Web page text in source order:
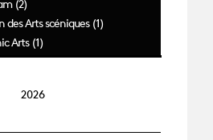
(2)
des Arts scéniques (1)
Arts (1)
2026